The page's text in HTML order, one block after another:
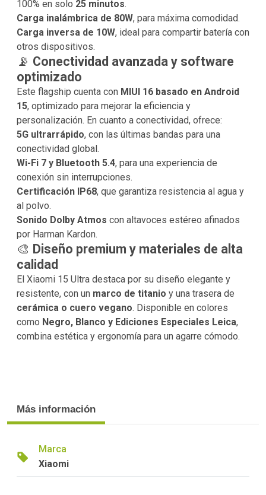
100% en solo 25 minutos.
Carga inalámbrica de 80W, para máxima comodidad.
Carga inversa de 10W, ideal para compartir batería con
otros dispositivos.
📡 Conectividad avanzada y software
optimizado
Este flagship cuenta con MIUI 16 basado en Android
15, optimizado para mejorar la eficiencia y
personalización. En cuanto a conectividad, ofrece:
5G ultrarrápido, con las últimas bandas para una
conectividad global.
Wi-Fi 7 y Bluetooth 5.4, para una experiencia de
conexión sin interrupciones.
Certificación IP68, que garantiza resistencia al agua y
al polvo.
Sonido Dolby Atmos con altavoces estéreo afinados
por Harman Kardon.
🎨 Diseño premium y materiales de alta
calidad
El Xiaomi 15 Ultra destaca por su diseño elegante y
resistente, con un marco de titanio y una trasera de
cerámica o cuero vegano. Disponible en colores
como Negro, Blanco y Ediciones Especiales Leica,
combina estética y ergonomía para un agarre cómodo.
Más información
Marca
Xiaomi